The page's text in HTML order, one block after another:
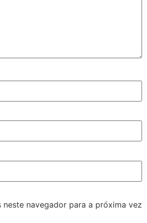
neste navegador para a próxima vez